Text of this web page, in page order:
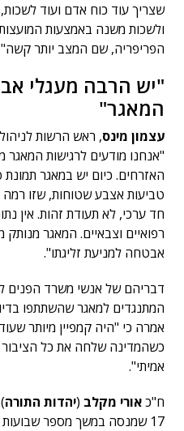
שצריך עוד כוח אדם ועוד
ולשכות משנה באמצעות
הפריפריה, שם המצב יותר
"יש הרבה מעגלי
המאגר"
עצמון מינס, ראש הרשות
"אנחנו מודעים לרגישות המאגר
האזרחים. כיום יש במאגר
טביעות אצבע שטוחות, שזו
חד ערכי, לא תעודת זהות. אין
רפואיים וצבאיים. המאגר
אבטחה למניעת זליגתו".
דבריהם של אנשי משרד הפנים
המתנגדים למאגר שהשתתפו
אמרה כי "היה קמפיין מיותר
כשהמדינה שלחה את כל
אמיתי".
ח"כאורי מקלב (יהדות התורה
17 שמנסה במשך מספר